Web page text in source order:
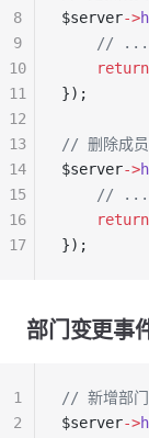
$server->
    // ...
    return
});
// 删除成员
$server->
    // ...
    return
});
8
9
10
11
12
13
14
15
16
17
部门变更事
// 新增部门
$server->
1
2